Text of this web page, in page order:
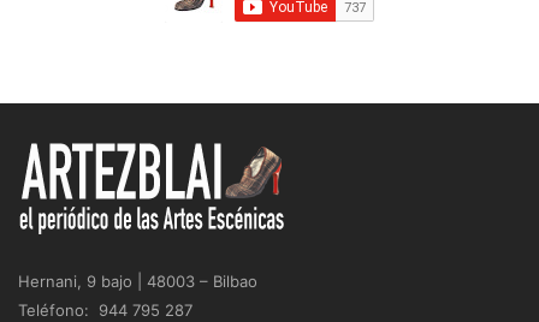
Hernani, 9 bajo | 48003 – Bilbao
Teléfono: 944 795 287